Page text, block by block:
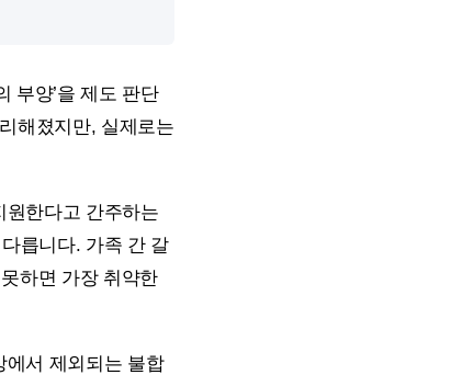
부양’을 제도 판단
해졌지만, 실제로는
원한다고 간주하는
릅니다. 가족 간 갈
하면 가장 취약한
에서 제외되는 불합